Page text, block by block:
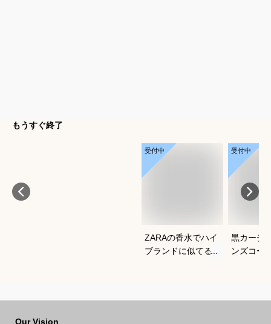
もうすぐ終了
受付中
ZARAの香水でハイ
ブランドに似てるメ
受付中
黒カーデ
ンズコー
Our Vision